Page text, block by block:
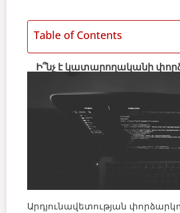
Table of Contents
Ի՞նչ է կատարողականի
Արդյունավետության